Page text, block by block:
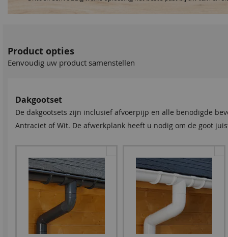
Product opties
Eenvoudig uw product samenstellen
Dakgootset
De dakgootsets zijn inclusief afvoerpijp en alle benodigde
Antraciet of Wit. De afwerkplank heeft u nodig om de goot